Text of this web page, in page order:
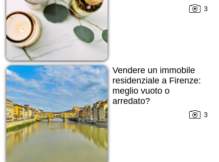
3
Vendere un immobile
residenziale a Firenze:
meglio vuoto o
arredato?
3